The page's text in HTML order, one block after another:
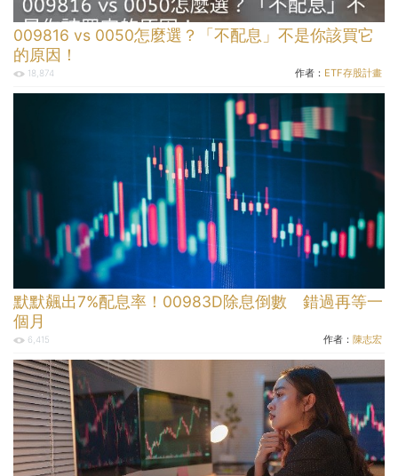
009816 vs 0050怎麼選？「不配息」不是你該買它
的原因！
18,874 作者： ETF存股計畫
默默飆出7%配息率！00983D除息倒數 錯過再等一
個月
6,415 作者： 陳志宏